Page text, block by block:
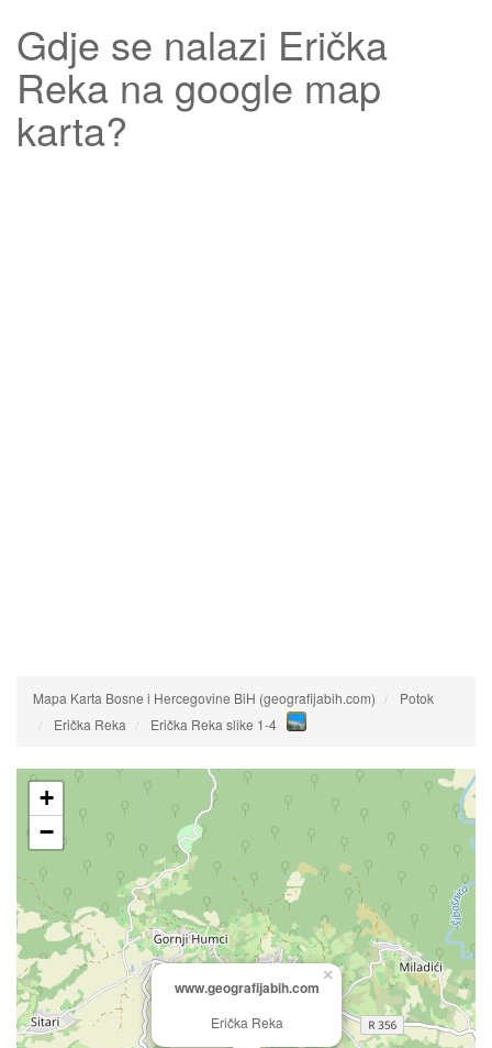
Gdje se nalazi Erička
Reka na google map
karta?
Mapa Karta Bosne i Hercegovine BiH (geografijabih.com)
Potok
Erička Reka
Erička Reka slike 1-4
www.geografijabih.com
Erička Reka
×
+
−